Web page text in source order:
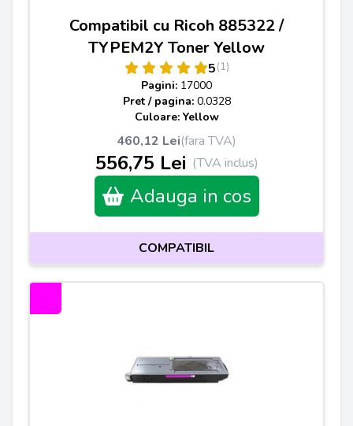
Compatibil cu Ricoh 885322 /
TYPEM2Y Toner Yellow
5(1)
Pagini: 17000
Pret / pagina: 0.0328
Culoare: Yellow
460,12 Lei(fara TVA)
556,75 Lei (TVA inclus)
Adauga in cos
COMPATIBIL